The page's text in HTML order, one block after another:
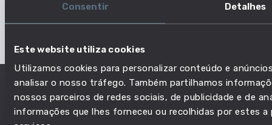
Consentir Detalhes
Este website utiliza cookies
Utilizamos cookies para personalizar conteúdo e
analisar o nosso tráfego. Também partilhamos
nossos parceiros de redes sociais, de publicidade e de
informações que lhes forneceu ou recolhidas por estes
Semelhante
Licenciatura (ou equivalente)